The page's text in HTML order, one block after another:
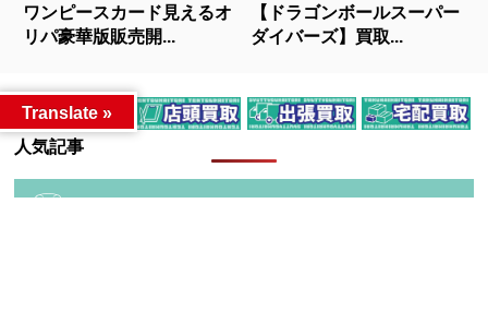
ワンピースカード見えるオ
リパ豪華版販売開...
【ドラゴンボールスーパー
ダイバーズ】買取...
人気記事
Translate »